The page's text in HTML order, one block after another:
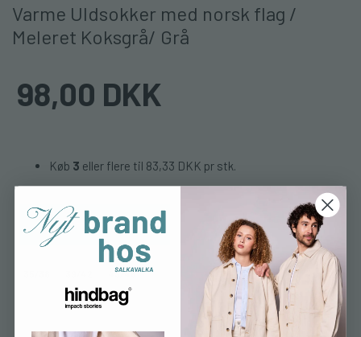
Varme Uldsokker med norsk flag /
Meleret Koksgrå/ Grå
98,00 DKK
Køb 3 eller flere til 83,33 DKK pr stk.
Læg i kurv
43/46